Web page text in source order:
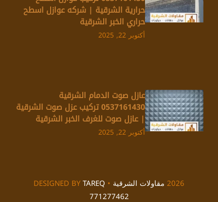
حرارية الشرقية | شركه عوازل اسطح
حراري الخبر الشرقية
أكتوبر 22, 2025
عازل صوت الدمام الشرقية
0537161430 تركيب عزل صوت الشرقية
| عازل صوت للغرف الخبر الشرقية
أكتوبر 22, 2025
2026 مقاولات الشرقية • DESIGNED BY
TAREQ
771277462